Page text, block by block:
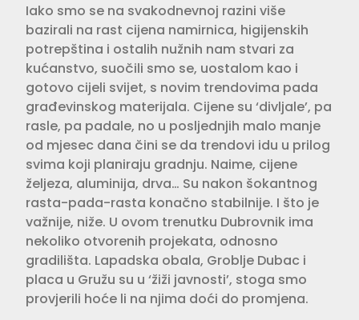
Iako smo se na svakodnevnoj razini više
bazirali na rast cijena namirnica, higijenskih
potrepština i ostalih nužnih nam stvari za
kućanstvo, suočili smo se, uostalom kao i
gotovo cijeli svijet, s novim trendovima pada
građevinskog materijala. Cijene su ‘divljale’, pa
rasle, pa padale, no u posljednjih malo manje
od mjesec dana čini se da trendovi idu u prilog
svima koji planiraju gradnju. Naime, cijene
željeza, aluminija, drva… Su nakon šokantnog
rasta-pada-rasta konačno stabilnije. I što je
važnije, niže. U ovom trenutku Dubrovnik ima
nekoliko otvorenih projekata, odnosno
gradilišta. Lapadska obala, Groblje Dubac i
placa u Gružu su u ‘žiži javnosti’, stoga smo
provjerili hoće li na njima doći do promjena.